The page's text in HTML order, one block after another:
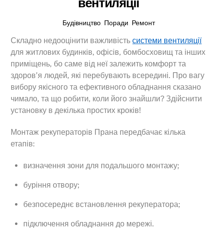
Будівництво, Поради Ремонт
Складно недооцінити важливістьсистеми вентиляції
для житлових будинків, офісів, бомбосховищ та інших
приміщень, бо саме від неї залежить комфорт та
здоров’я людей, які перебувають всередині. Про вагу
вибору якісного та ефективного обладнання сказано
чимало, та що робити, коли його знайшли? Здійснити
установку в декілька простих кроків!
Монтаж рекуператорів Прана передбачає кілька
етапів:
визначення зони для подальшого монтажу;
буріння отвору;
безпосереднє встановлення рекуператора;
підключення обладнання до мережі.